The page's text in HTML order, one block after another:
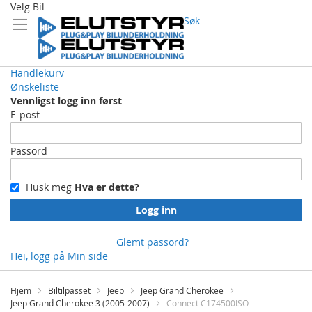
Velg Bil
Søk
Handlekurv
Ønskeliste
Vennligst logg inn først
E-post
Passord
Husk meg Hva er dette?
Logg inn
Glemt passord?
Hei, logg på Min side
Skip
Content
Hjem Biltilpasset Jeep
Jeep Grand Cherokee
Jeep Grand Cherokee 3 (2005-2007)
Connect C174500ISO